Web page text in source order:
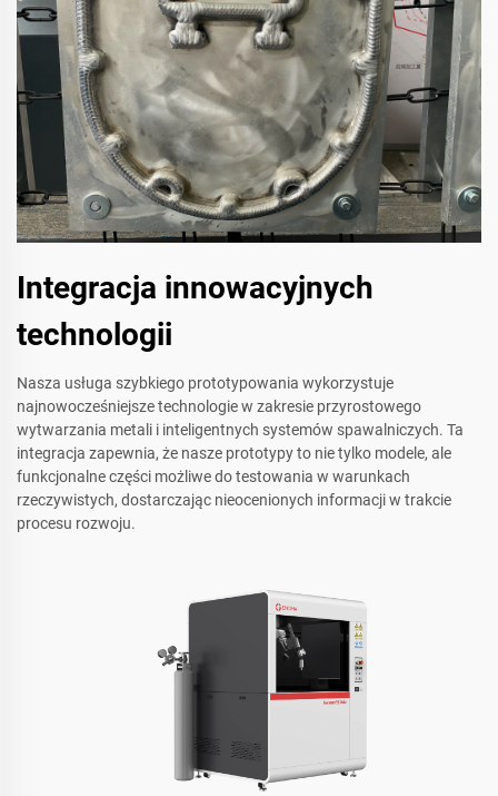
Integracja innowacyjnych
technologii
Nasza usługa szybkiego prototypowania wykorzystuje
najnowocześniejsze technologie w zakresie przyrostowego
wytwarzania metali i inteligentnych systemów spawalniczych. Ta
integracja zapewnia, że nasze prototypy to nie tylko modele, ale
funkcjonalne części możliwe do testowania w warunkach
rzeczywistych, dostarczając nieocenionych informacji w trakcie
procesu rozwoju.